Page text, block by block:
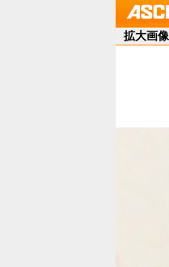
拡大画像